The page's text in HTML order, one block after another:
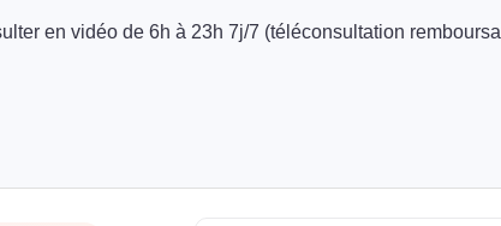
en vidéo de 6h à 23h 7j/7 (téléconsultation